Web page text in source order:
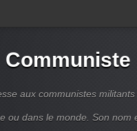
Communiste
aux communistes
ou dans le monde. Son nom